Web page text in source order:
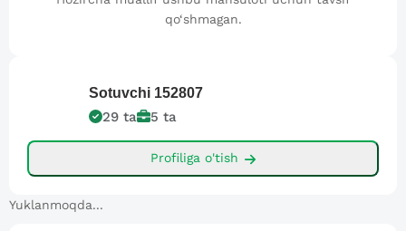
qo‘shmagan.
Sotuvchi 152807
29 ta 5 ta
Profiliga o'tish
Yuklanmoqda...